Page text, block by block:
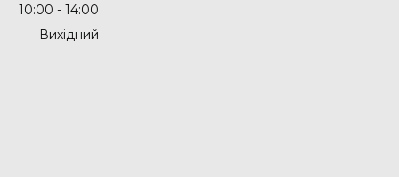
10:00
14:00
Вихідний